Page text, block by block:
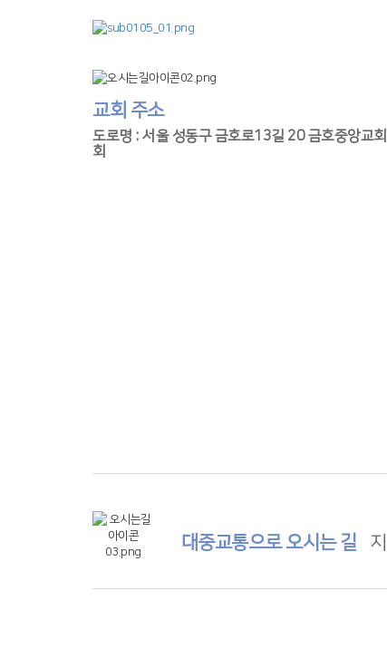
교회 주소
도로명 : 서울 성동구 금호로13길 20 금호중앙교
회
대중교통으로 오시는 길